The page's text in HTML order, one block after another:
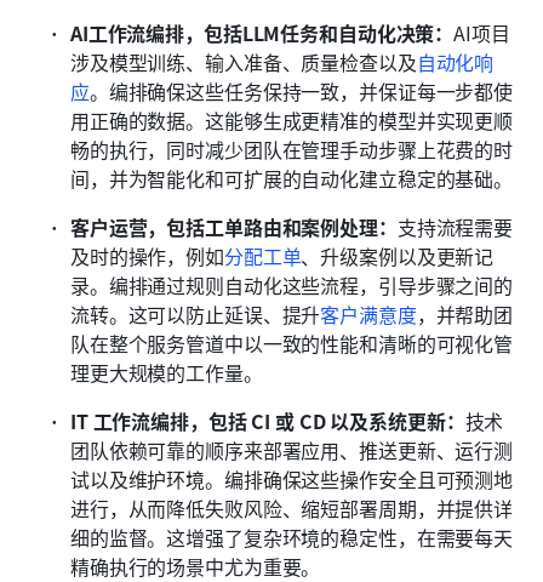
AI工作流编排，包括LLM任务和自动化决策：AI项目
涉及模型训练、输入准备、质量检查以及自动化响
应。编排确保这些任务保持一致，并保证每一步都使
用正确的数据。这能够生成更精准的模型并实现更顺
畅的执行，同时减少团队在管理手动步骤上花费的时
间，并为智能化和可扩展的自动化建立稳定的基础。
客户运营，包括工单路由和案例处理： 支持流程需要
及时的操作，例如分配工单、升级案例以及更新记
录。编排通过规则自动化这些流程，引导步骤之间的
流转。这可以防止延误、提升客户满意度，并帮助团
队在整个服务管道中以一致的性能和清晰的可视化管
理更大规模的工作量。
IT 工作流编排，包括 CI 或 CD 以及系统更新： 技术
团队依赖可靠的顺序来部署应用、推送更新、运行测
试以及维护环境。编排确保这些操作安全且可预测地
进行，从而降低失败风险、缩短部署周期，并提供详
细的监督。这增强了复杂环境的稳定性，在需要每天
精确执行的场景中尤为重要。